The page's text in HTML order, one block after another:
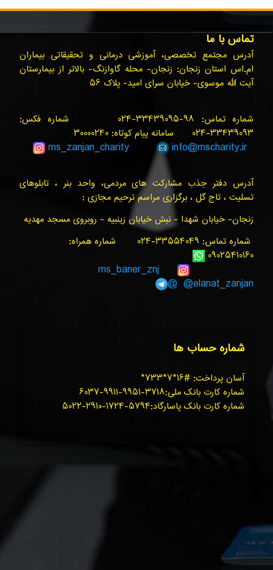
تماس با ما
آدرس مجتمع تخصصی، آموزشی درمانی و تحقیقاتی بیماران
ام.اس استان زنجان: زنجان- محله گاوازنگ- بالاتر از بیمارستان
آیت الله موسوی- خیابان سرای امید- پلاک ۵۶
شماره تماس: ۹۸-۳۳۴۳۹۰۹۵-۰۲۴ شماره فکس:
۳۳۴۳۹۰۹۳-۰۲۴ سامانه پیام کوتاه: ۳۰۰۰۰۲۴۰
ms_zanjan_charity info@mscharity.ir
آدرس دفتر جذب مشارکت های مردمی، واحد بنر ، تابلوهای
تسلیت ، تاج گل ، برگزاری مراسم ترحیم مجازی :
زنجان- خیابان شهدا - نبش خیابان زینبیه - روبروی مسجد مهدیه
شماره تماس: ۳۳۵۵۴۰۴۹-۰۲۴ شماره همراه:
۰۹۰۲۵۴۱۰۱۶۰
ms_baner_znj
@elanat_zanjan@
شماره حساب ها
آسان پرداخت: #۱۶*۷*۷۳۳*
شماره کارت بانک ملی:۳۷۱۸-۹۹۵۱-۹۹۱۱-۶۰۳۷
شماره کارت بانک پاسارگاد:۵۷۹۴-۱۷۲۴-۲۹۱۰-۵۰۲۲